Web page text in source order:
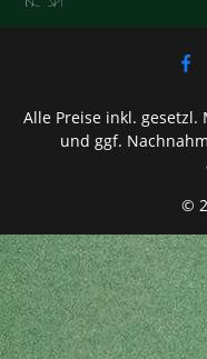
©
Alle Preise inkl.
und ggf.